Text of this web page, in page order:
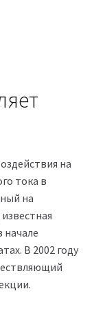
на
тока в
на
начале
В 2002 году